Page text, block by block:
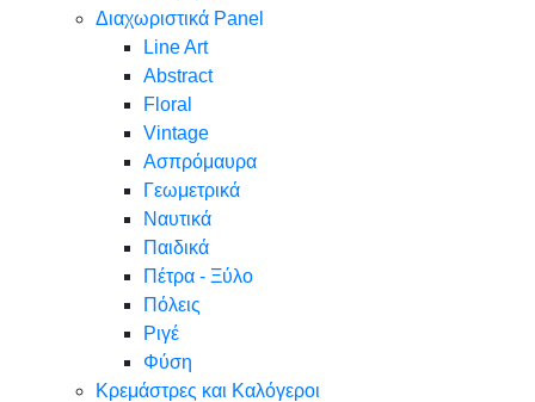
Διαχωριστικά Panel
Line Art
Abstract
Floral
Vintage
Ασπρόμαυρα
Γεωμετρικά
Ναυτικά
Παιδικά
Πέτρα - Ξύλο
Πόλεις
Ριγέ
Φύση
Κρεμάστρες και Καλόγεροι